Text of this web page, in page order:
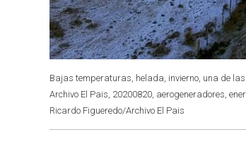
Bajas temperaturas, helada, invierno, una de
Archivo El Pais, 20200820, aerogeneradores,
Ricardo Figueredo/Archivo El Pais